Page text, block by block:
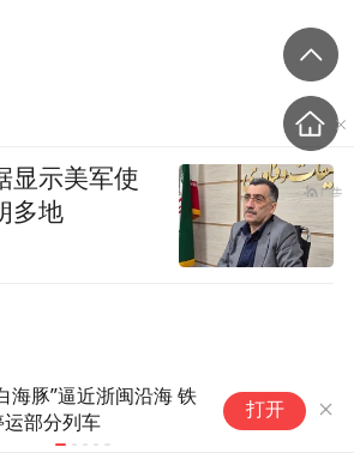
公开赛｜丁俊晖不敌
伯特(1)
打开
显示美军使
多地